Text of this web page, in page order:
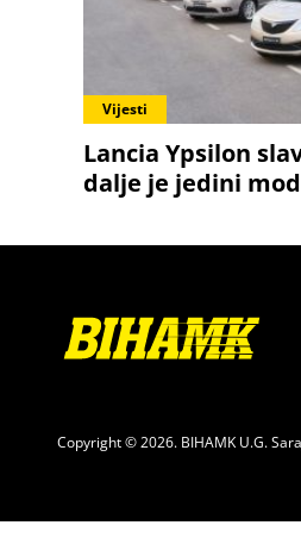
Vijesti
Lancia Ypsilon
dalje je jedini
Copyright © 2026. BIHAMK U.G.